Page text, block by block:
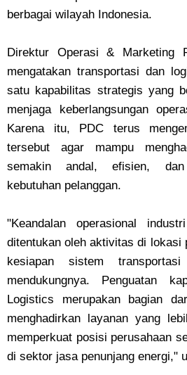
berbagai wilayah Indonesia.
Direktur Operasi & Marketing
mengatakan transportasi dan
satu kapabilitas strategis yang
menjaga keberlangsungan
Karena itu, PDC terus
tersebut agar mampu
semakin andal, efisien,
kebutuhan pelanggan.
"Keandalan operasional
ditentukan oleh aktivitas di lokasi
kesiapan sistem
mendukungnya. Penguatan
Logistics merupakan bagian
menghadirkan layanan yang
memperkuat posisi perusahaan
di sektor jasa penunjang energi,"